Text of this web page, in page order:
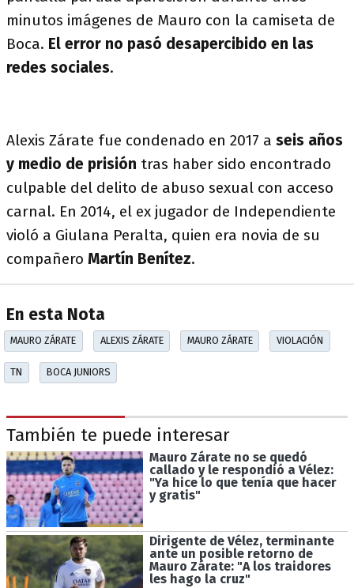
minutos imágenes de Mauro con la camiseta de
Boca. El error no pasó desapercibido en las
redes sociales.
Alexis Zárate fue condenado en 2017 a seis años
y medio de prisión tras haber sido encontrado
culpable del delito de abuso sexual con acceso
carnal. En 2014, el ex jugador de Independiente
violó a Giulana Peralta, quien era novia de su
compañero Martín Benítez.
En esta Nota
MAURO ZÁRATE ALEXIS ZÁRATE MAURO ZÁRATE VIOLACIÓN
TN BOCA JUNIORS
También te puede interesar
Mauro Zárate no se quedó
callado y le respondió a Vélez:
"Ya hice lo que tenía que hacer
y gratis"
Dirigente de Vélez, terminante
ante un posible retorno de
Mauro Zárate: "A los traidores
les hago la cruz"